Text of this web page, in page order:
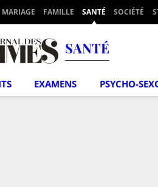
MARIAGE FAMILLE SANTÉ SOCIÉTÉ
SANTÉ
EXAMENS PSYCHO-